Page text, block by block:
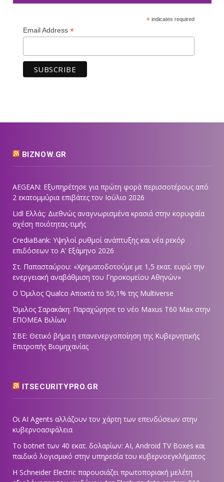
*indicates required
Email Address *
BIZNOW.GR
AEGEAN: Εξυπηρέτησε για πρώτη φορά περισσοτέρους από
2 εκατομμύρια επιβάτες τον Ιούλιο 2026
Lidl Ελλάς: Διεθνώς αναγνωρισμένα κρασιά στην κορυφαία
σχέση ποιότητας-τιμής
CrediaBank: Υψηλοί ρυθμοί ανάπτυξης και νέα ρεκόρ
επιδόσεων το Α’ Εξάμηνο 2026
Στ. Παπασταύρου: «Χρηματοδοτούμε με 1,5 εκατ. ευρώ την
ενεργειακή αναβάθμιση του Γηροκομείου Αθηνών»
Ο Όμιλος Qualco Αποκτά το 50,1% της Multiverse
Όμιλος Σαρακάκη: Παραχώρησε το νέο Maxus T60 Max στην
ΕΠΟΜΕΑ Βιλίων
ΣΒΕ: Θετικό βήμα η επανενεργοποίηση της Κυβερνητικής
Επιτροπής Βιομηχανίας
ITSECURITYPRO.GR
Οι AI Agents αλλάζουν τον χάρτη των επενδύσεων στην
κυβερνοασφάλεια
Το botnet των 40 εκατ. δολαρίων: AI, Android TV Boxes και
παιδικό λογισμικό στην υπηρεσία του κυβερνοεγκλήματος
Η Schneider Electric παρουσιάζει πρωτοποριακή μελέτη